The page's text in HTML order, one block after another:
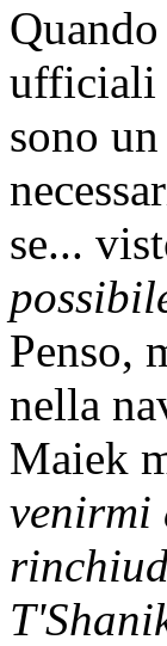
ufficiali
sono
se...
Penso,
nella
Maiek
venirmi